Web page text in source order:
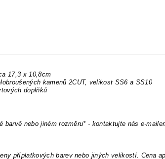
17,3 x 10,8cm
kamenů 2CUT, velikost SS6 a SS10
doplňků
nebo jiném rozměru* - kontaktujte nás e-
příplatkových barev nebo jiných velikostí. Cena